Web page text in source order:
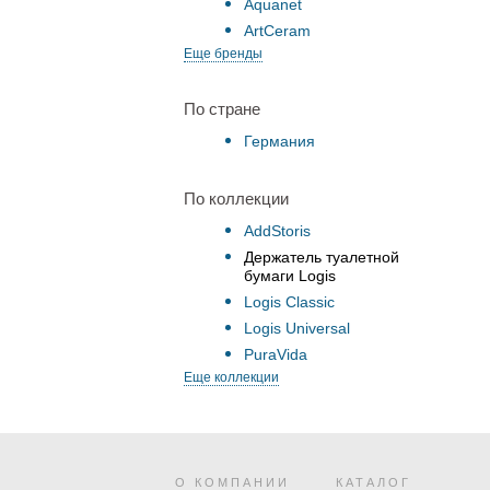
Aquanet
ArtCeram
Еще бренды
По стране
Германия
По коллекции
AddStoris
Держатель туалетной
бумаги Logis
Logis Classic
Logis Universal
PuraVida
Еще коллекции
О КОМПАНИИ КАТАЛОГ